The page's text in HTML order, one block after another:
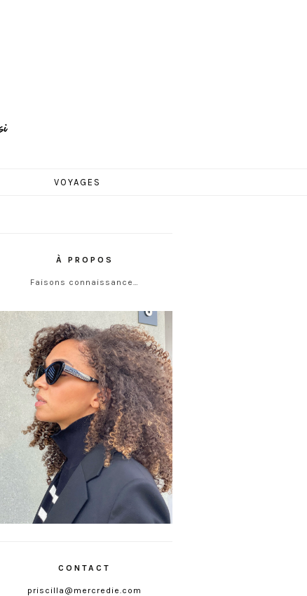
VOYAGES
À PROPOS
Faisons connaissance…
CONTACT
priscilla@mercredie.com